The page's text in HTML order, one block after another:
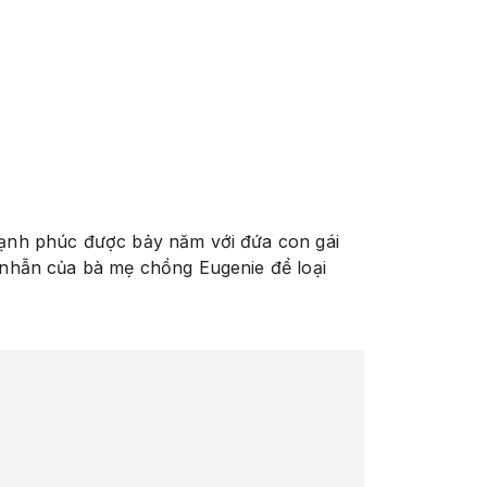
phúc được bảy năm với đứa con gái
của bà mẹ chồng Eugenie để loại